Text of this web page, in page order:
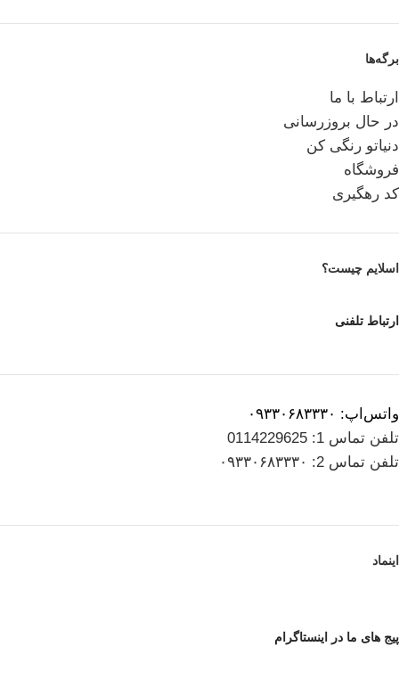
برگه‌ها
ارتباط با ما
در حال بروزرسانی
دنیاتو رنگی کن
فروشگاه
کد رهگیری
اسلایم چیست؟
ارتباط تلفنی
واتس‌اپ: ۰۹۳۳۰۶۸۳۳۳۰
تلفن تماس 1: 0114229625
تلفن تماس 2: ۰۹۳۳۰۶۸۳۳۳۰
اینماد
پیج های ما در اینستاگرام